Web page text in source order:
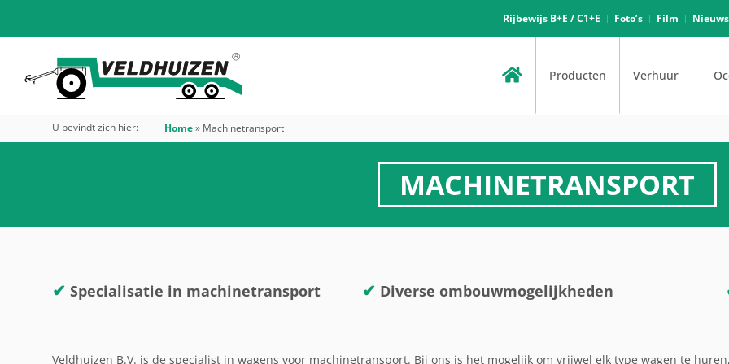
Rijbewijs B+E / C1+E Foto’s Film Nieuws
Producten Verhuur
U bevindt zich hier: Home» Machinetransport
MACHINETRANSPORT
✔ Specialisatie in machinetransport ✔ Diverse ombouwmogelijkheden
Veldhuizen B.V. is de specialist in wagens voor machinetransport. Bij ons is het mogelijk om vrijwel elk type wagen te